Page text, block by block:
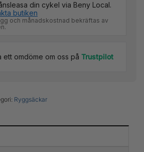
din cykel via Beny Local.
butiken
och månadskostnad bekräftas av
ett omdöme om oss på Trustpilot
Ryggsäckar